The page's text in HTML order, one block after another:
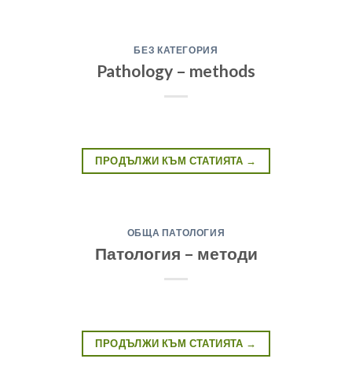
БЕЗ КАТЕГОРИЯ
Pathology – methods
ПРОДЪЛЖИ КЪМ СТАТИЯТА →
ОБЩА ПАТОЛОГИЯ
Патология – методи
ПРОДЪЛЖИ КЪМ СТАТИЯТА →